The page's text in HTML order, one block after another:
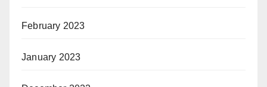
February 2023
January 2023